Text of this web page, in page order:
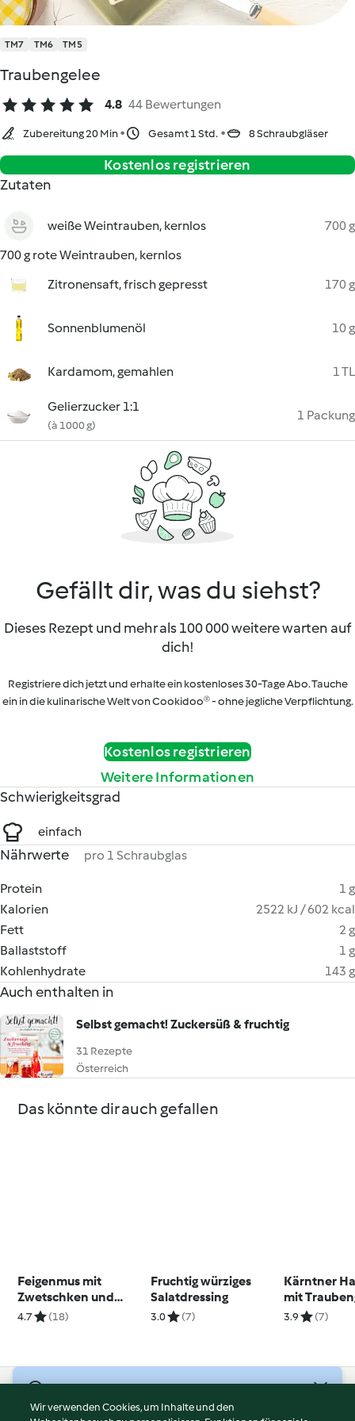
TM7 TM6 TM5
Traubengelee
4.8 44 Bewertungen
Zubereitung 20 Min Gesamt 1 Std. 8 Schraubgläser
Kostenlos registrieren
Zutaten
weiße Weintrauben, kernlos
700 g
700 g rote Weintrauben, kernlos
Zitronensaft, frisch gepresst
170 g
Sonnenblumenöl 10 g
Kardamom, gemahlen 1 TL
Gelierzucker 1:1
(à 1000 g)
1 Packung
Gefällt dir, was du siehst?
Dieses Rezept und mehr als 100 000 weitere warten auf
dich!
Registriere dich jetzt und erhalte ein kostenloses 30-Tage Abo. Tauche
ein in die kulinarische Welt von Cookidoo® - ohne jegliche Verpflichtung.
Kostenlos registrieren
Weitere Informationen
Schwierigkeitsgrad
einfach
Nährwerte pro 1 Schraubglas
Protein
1 g
Kalorien
2522 kJ / 602 kcal
Fett
2 g
Ballaststoff
1 g
Kohlenhydrate
143 g
Auch enthalten in
Selbst gemacht! Zuckersüß & fruchtig
31 Rezepte
Österreich
Das könnte dir auch gefallen
Feigenmus mit
Zwetschken und
Sherry
4.7 (18)
Fruchtig würziges
Salatdressing
3.0 (7)
Kärntner
mit
3.9 (7)
Wir verwenden Cookies, um Inhalte und den